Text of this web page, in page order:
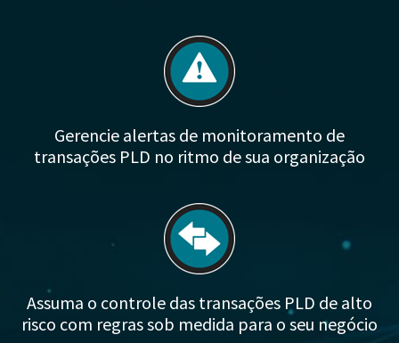
Gerencie alertas de monitoramento de
transações PLD no ritmo de sua organização
Assuma o controle das transações PLD de alto
risco com regras sob medida para o seu negócio